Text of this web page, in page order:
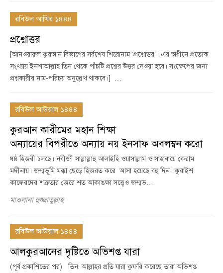
রবিউল আখির ১৪৪৪
প্রশ্নোত্তর
[আনওয়ারুল কুরআন বিভাগের সর্বশেষ শিরোনাম ‘প্রশ্নোত্তর’। এর অধীনে প্রত্যেক
সংখ্যায় ইনশাআল্লাহ তিন থেকে পাঁচটি প্রশ্নের উত্তর দেওয়া হবে। সংক্ষেপের জন্য
প্রশ্নকারীর নাম-পরিচয় অনুল্লেখ থাকবে।] …
রবিউল আউয়াল ১৪৪৪
কুরআন কারীমের মহান শিক্ষা
অন্যায়ের বিপরীতে অন্যায় নয় ইনসাফ অবলম্বন করো
ষষ্ঠ হিজরী চলছে। নবীজী সাল্লাল্লাহু আলাইহি ওয়াসাল্লাম ও সাহাবায়ে কেরাম
মদীনায়। জন্মভূমি মক্কা ছেড়ে হিজরত করে আসা হয়েছে বহু দিন। কুরাইশ
কাফেরদের শত্রুতার জেরে শত আকাঙক্ষা সত্ত্বেও জন্মভ…
মাওলানা হুজ্জাতুল্লাহ
রবিউল আউয়াল ১৪৪৪
আলকুরআনের দৃষ্টিতে অভিশপ্ত যারা
(পূর্ব প্রকাশিতের পর) তিন. আল্লাহর প্রতি যারা কুফরি করেছে তারা অভিশপ্ত